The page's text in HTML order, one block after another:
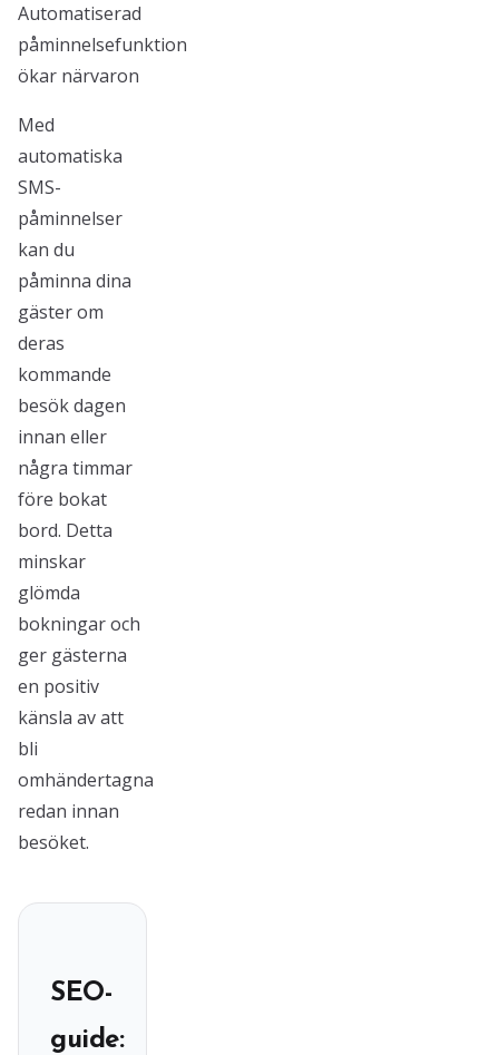
Automatiserad
påminnelsefunktion
ökar närvaron
Med
automatiska
SMS-
påminnelser
kan du
påminna dina
gäster om
deras
kommande
besök dagen
innan eller
några timmar
före bokat
bord. Detta
minskar
glömda
bokningar och
ger gästerna
en positiv
känsla av att
bli
omhändertagna
redan innan
besöket.
SEO-
guide: